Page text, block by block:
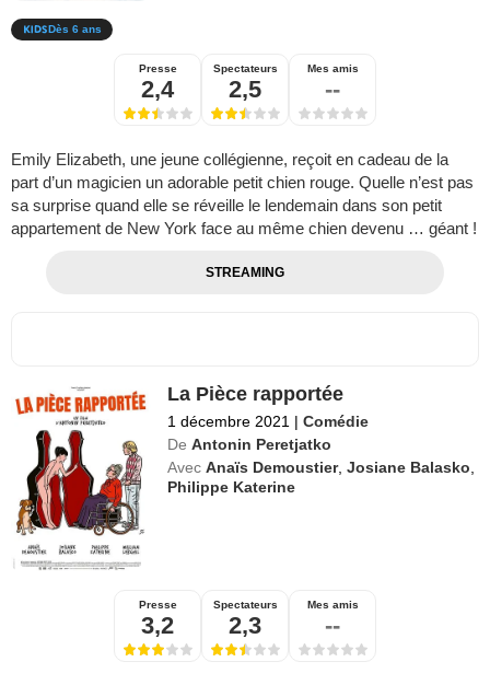
Dès 6 ans
Presse
2,4
Spectateurs
2,5
Mes amis
--
Emily Elizabeth, une jeune collégienne, reçoit en cadeau de la
part d’un magicien un adorable petit chien rouge. Quelle n’est pas
sa surprise quand elle se réveille le lendemain dans son petit
appartement de New York face au même chien devenu … géant !
STREAMING
La Pièce rapportée
1 décembre 2021 | Comédie
De Antonin Peretjatko
Avec Anaïs Demoustier,Josiane Balasko
Philippe Katerine
Presse
3,2
Spectateurs
2,3
Mes amis
--